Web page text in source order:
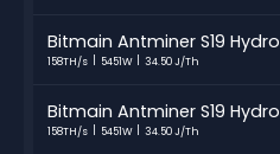
Bitmain Antminer S19 Hydro
158TH/s 5451W 34.50 J/Th
Bitmain Antminer S19 Hydro
158TH/s 5451W 34.50 J/Th